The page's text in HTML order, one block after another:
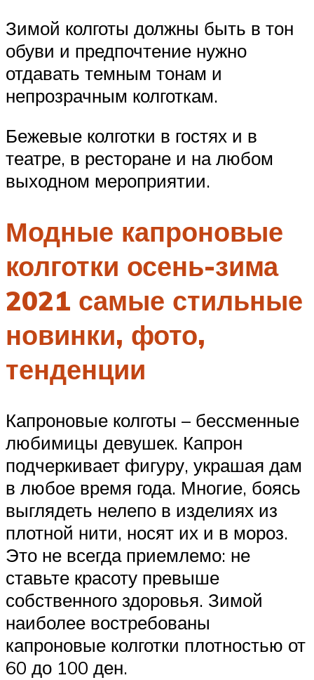
Зимой колготы должны быть в тон
обуви и предпочтение нужно
отдавать темным тонам и
непрозрачным колготкам.
Бежевые колготки в гостях и в
театре, в ресторане и на любом
выходном мероприятии.
Модные капроновые
колготки осень-зима
2021 самые стильные
новинки, фото,
тенденции
Капроновые колготы – бессменные
любимицы девушек. Капрон
подчеркивает фигуру, украшая дам
в любое время года. Многие, боясь
выглядеть нелепо в изделиях из
плотной нити, носят их и в мороз.
Это не всегда приемлемо: не
ставьте красоту превыше
собственного здоровья. Зимой
наиболее востребованы
капроновые колготки плотностью от
60 до 100 ден.